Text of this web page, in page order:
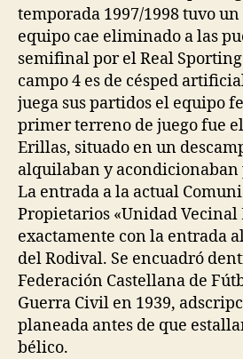
temporada 1997/1998 tuvo
equipo cae eliminado a las
semifinal por el Real
campo 4 es de césped
juega sus partidos el equipo
primer terreno de juego fue
Erillas, situado en un
alquilaban y acondicionaban
La entrada a la actual
Propietarios «Unidad
exactamente con la entrada
del Rodival. Se encuadró
Federación Castellana de
Guerra Civil en 1939,
planeada antes de que
bélico.